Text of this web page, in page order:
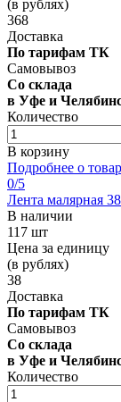
(в рублях)
368
Доставка
По тарифам ТК
Самовывоз
Со склада
в Уфе и
Количество
В корзину
Подробнее о
0/5
Лента малярная
В наличии
117 шт
Цена за единицу
(в рублях)
38
Доставка
По тарифам ТК
Самовывоз
Со склада
в Уфе и
Количество